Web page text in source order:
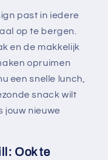
past in iedere
op te bergen.
en de makkelijk
opruimen
een snelle lunch,
snack wilt
jouw nieuwe
Ook te